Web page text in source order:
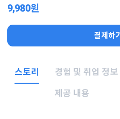
9,980원
결제하기
스토리 경험 및 취업 정보
제공 내용